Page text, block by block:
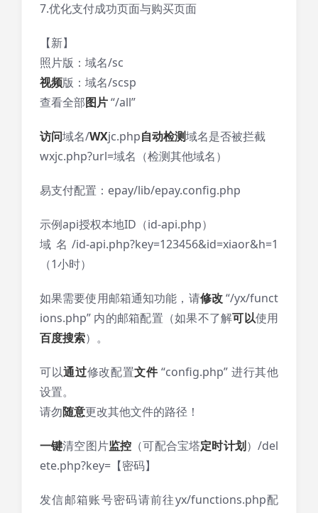
7.优化支付成功页面与购买页面
【新】
照片版：域名/sc
视频版：域名/scsp
查看全部图片“/all”
访问域名/WXjc.php自动检测域名是否被拦截
wxjc.php?url=域名（检测其他域名）
易支付配置：epay/lib/epay.config.php
示例api授权本地ID（id-api.php）
域名/id-api.php?key=123456&id=xiaor&h=1
（1小时）
如果需要使用邮箱通知功能，请修改“/yx/funct
ions.php” 内的邮箱配置（如果不了解可以使用
百度搜索）。
可以通过修改配置文件“config.php” 进行其他
设置。
请勿随意更改其他文件的路径！
一键清空图片监控 （可配合宝塔定时计划）/del
ete.php?key=【密码】
发信邮箱账号密码请前往yx/functions.php配